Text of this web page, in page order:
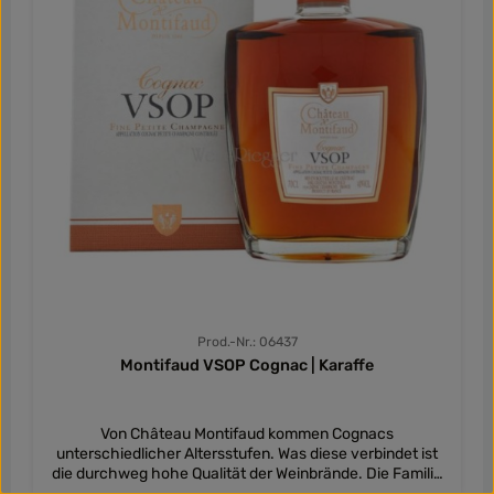
Prod.-Nr.: 06437
Montifaud VSOP Cognac | Karaffe
Von Château Montifaud kommen Cognacs
unterschiedlicher Altersstufen. Was diese verbindet ist
die durchweg hohe Qualität der Weinbrände. Die Familie